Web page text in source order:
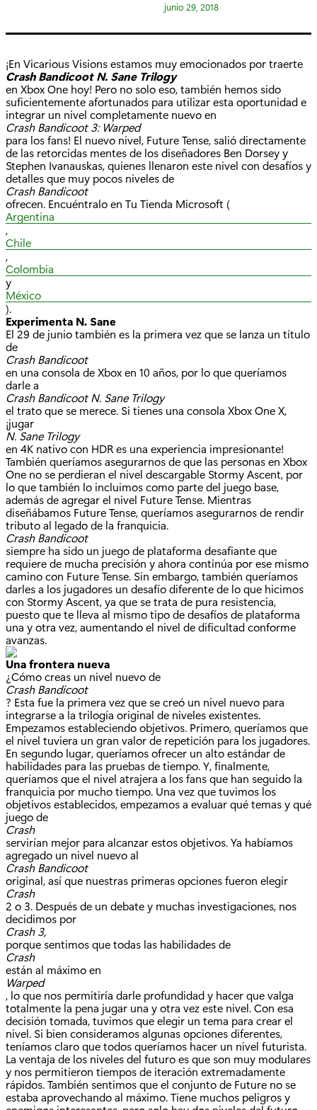
í
:
junio 29, 2018
¡En Vicarious Visions estamos muy emocionados por traerte
Crash Bandicoot N. Sane Trilogy
en Xbox One hoy! Pero no solo eso, también hemos sido
suficientemente afortunados para utilizar esta oportunidad e
integrar un nivel completamente nuevo en
Crash Bandicoot 3: Warped
para los fans! El nuevo nivel, Future Tense, salió directamente
de las retorcidas mentes de los diseñadores Ben Dorsey y
Stephen Ivanauskas, quienes llenaron este nivel con desafíos y
detalles que muy pocos niveles de
Crash Bandicoot
ofrecen. Encuéntralo en Tu Tienda Microsoft (
Argentina
,
Chile
,
Colombia
y
México
).
Experimenta N. Sane
El 29 de junio también es la primera vez que se lanza un título
de
Crash Bandicoot
en una consola de Xbox en 10 años, por lo que queríamos
darle a
Crash Bandicoot N. Sane Trilogy
el trato que se merece. Si tienes una consola Xbox One X,
¡jugar
N. Sane Trilogy
en 4K nativo con HDR es una experiencia impresionante!
También queríamos asegurarnos de que las personas en Xbox
One no se perdieran el nivel descargable Stormy Ascent, por
lo que también lo incluimos como parte del juego base,
además de agregar el nivel Future Tense. Mientras
diseñábamos Future Tense, queríamos asegurarnos de rendir
tributo al legado de la franquicia.
Crash Bandicoot
siempre ha sido un juego de plataforma desafiante que
requiere de mucha precisión y ahora continúa por ese mismo
camino con Future Tense. Sin embargo, también queríamos
darles a los jugadores un desafío diferente de lo que hicimos
con Stormy Ascent, ya que se trata de pura resistencia,
puesto que te lleva al mismo tipo de desafíos de plataforma
una y otra vez, aumentando el nivel de dificultad conforme
avanzas.
Una frontera nueva
¿Cómo creas un nivel nuevo de
Crash Bandicoot
? Esta fue la primera vez que se creó un nivel nuevo para
integrarse a la trilogía original de niveles existentes.
Empezamos estableciendo objetivos. Primero, queríamos que
el nivel tuviera un gran valor de repetición para los jugadores.
En segundo lugar, queríamos ofrecer un alto estándar de
habilidades para las pruebas de tiempo. Y, finalmente,
queríamos que el nivel atrajera a los fans que han seguido la
franquicia por mucho tiempo. Una vez que tuvimos los
objetivos establecidos, empezamos a evaluar qué temas y qué
juego de
Crash
servirían mejor para alcanzar estos objetivos. Ya habíamos
agregado un nivel nuevo al
Crash Bandicoot
original, así que nuestras primeras opciones fueron elegir
Crash
2 o 3. Después de un debate y muchas investigaciones, nos
decidimos por
Crash 3,
porque sentimos que todas las habilidades de
Crash
están al máximo en
Warped
, lo que nos permitiría darle profundidad y hacer que valga
totalmente la pena jugar una y otra vez este nivel. Con esa
decisión tomada, tuvimos que elegir un tema para crear el
nivel. Si bien consideramos algunas opciones diferentes,
teníamos claro que todos queríamos hacer un nivel futurista.
La ventaja de los niveles del futuro es que son muy modulares
y nos permitieron tiempos de iteración extremadamente
rápidos. También sentimos que el conjunto de Future no se
estaba aprovechando al máximo. Tiene muchos peligros y